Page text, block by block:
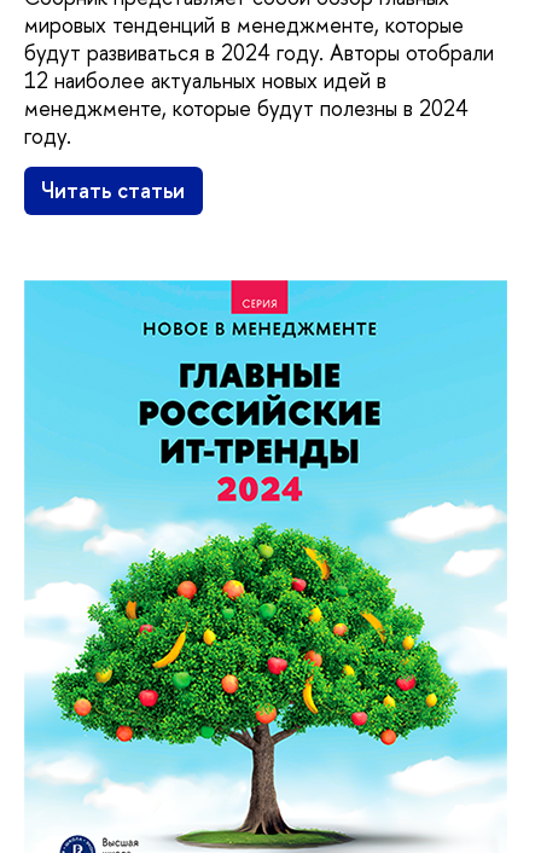
мировых тенденций в менеджменте, которые
будут развиваться в 2024 году. Авторы отобрали
12 наиболее актуальных новых идей в
менеджменте, которые будут полезны в 2024
году.
Читать статьи